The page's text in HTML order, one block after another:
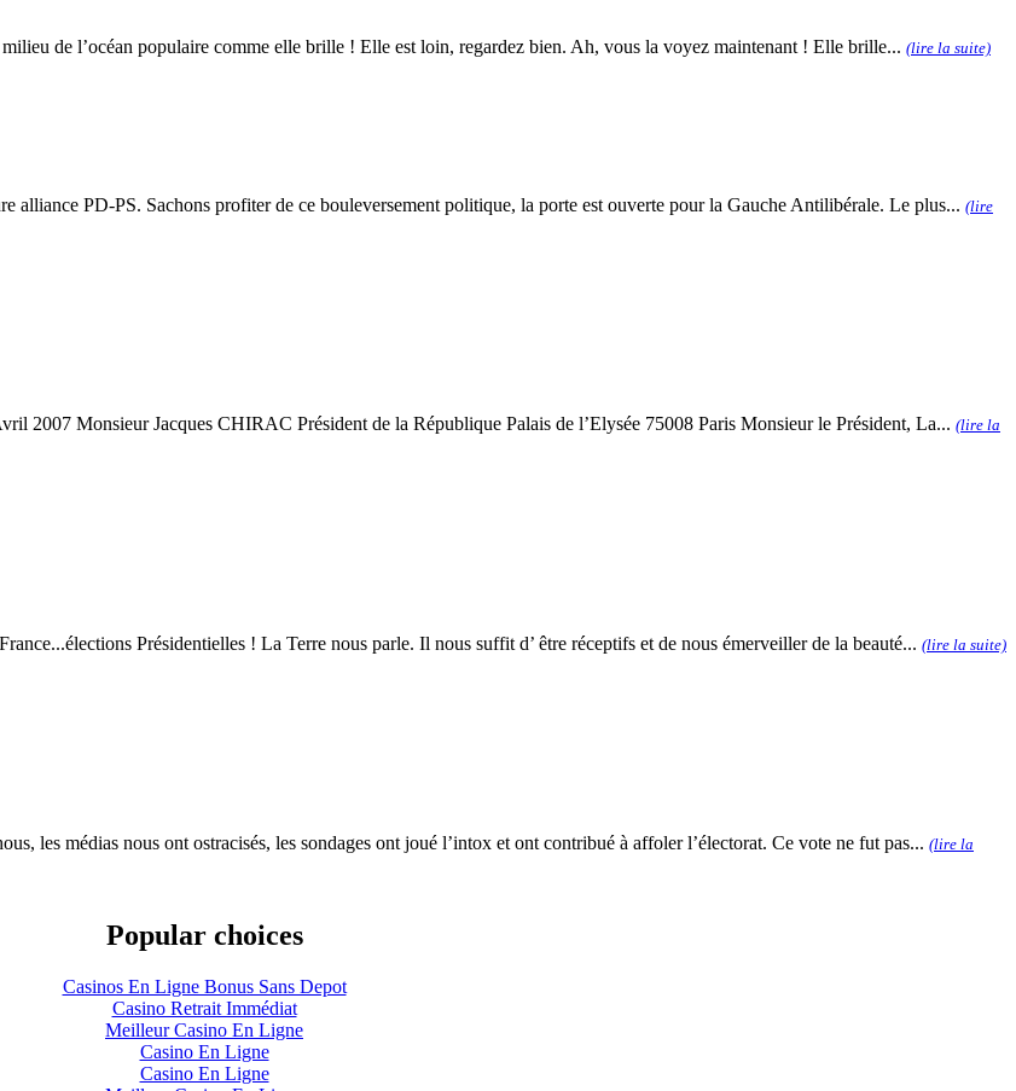
de l’océan populaire comme elle brille ! Elle est loin, regardez bien. Ah, vous la voyez maintenant ! Elle brille... (lire la suite)
PD-PS. Sachons profiter de ce bouleversement politique, la porte est ouverte pour la Gauche Antilibérale. Le plus... (lire
2007 Monsieur Jacques CHIRAC Président de la République Palais de l’Elysée 75008 Paris Monsieur le Président, La... (lire la
Présidentielles ! La Terre nous parle. Il nous suffit d’ être réceptifs et de nous émerveiller de la beauté... (lire la suite)
les médias nous ont ostracisés, les sondages ont joué l’intox et ont contribué à affoler l’électorat. Ce vote ne fut pas... (lire la
Popular choices
Casinos En Ligne Bonus Sans Depot
Casino Retrait Immédiat
Meilleur Casino En Ligne
Casino En Ligne
Casino En Ligne